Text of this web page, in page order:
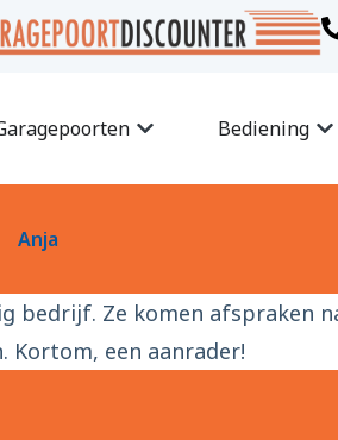
Bediening
Anja
bedrijf. Ze komen afspraken
Kortom, een aanrader!